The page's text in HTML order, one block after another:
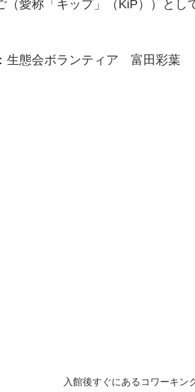
（愛称「キップ」（KiP））とし
会ボランティア　富田彩葉
入館後すぐにあるコワーキン